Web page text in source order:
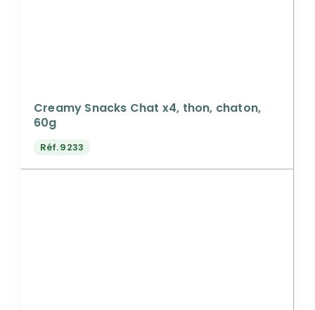
Creamy Snacks Chat x4, thon, chaton,
60g
Réf.9233